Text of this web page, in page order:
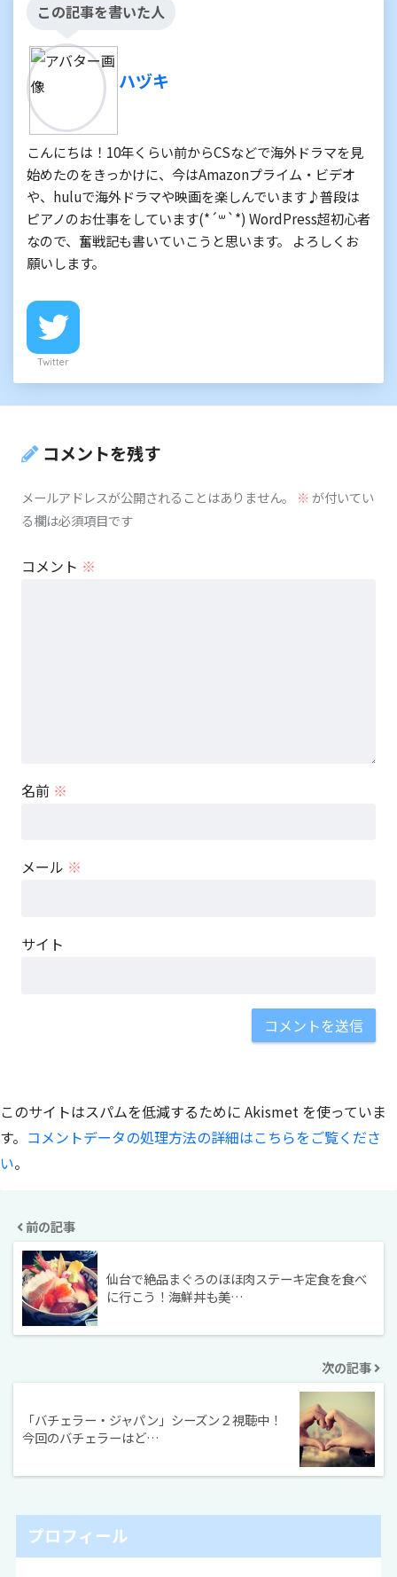
この記事を書いた人
ハヅキ
こんにちは！10年くらい前からCSなどで海外ドラマを見
始めたのをきっかけに、今はAmazonプライム・ビデオ
や、huluで海外ドラマや映画を楽しんでいます♪普段は
ピアノのお仕事をしています(*´꒳`*) WordPress超初心者
なので、奮戦記も書いていこうと思います。 よろしくお
願いします。
Twitter
コメントを残す
メールアドレスが公開されることはありません。 ※が付いてい
る欄は必須項目です
コメント ※
名前 ※
メール ※
サイト
このサイトはスパムを低減するために Akismet を使っていま
す。 コメントデータの処理方法の詳細はこちらをご覧くださ
い。
前の記事
仙台で絶品まぐろのほほ肉ステーキ定食を食べ
に行こう！海鮮丼も美…
次の記事
「バチェラー・ジャパン」シーズン２視聴中！
今回のバチェラーはど…
プロフィール